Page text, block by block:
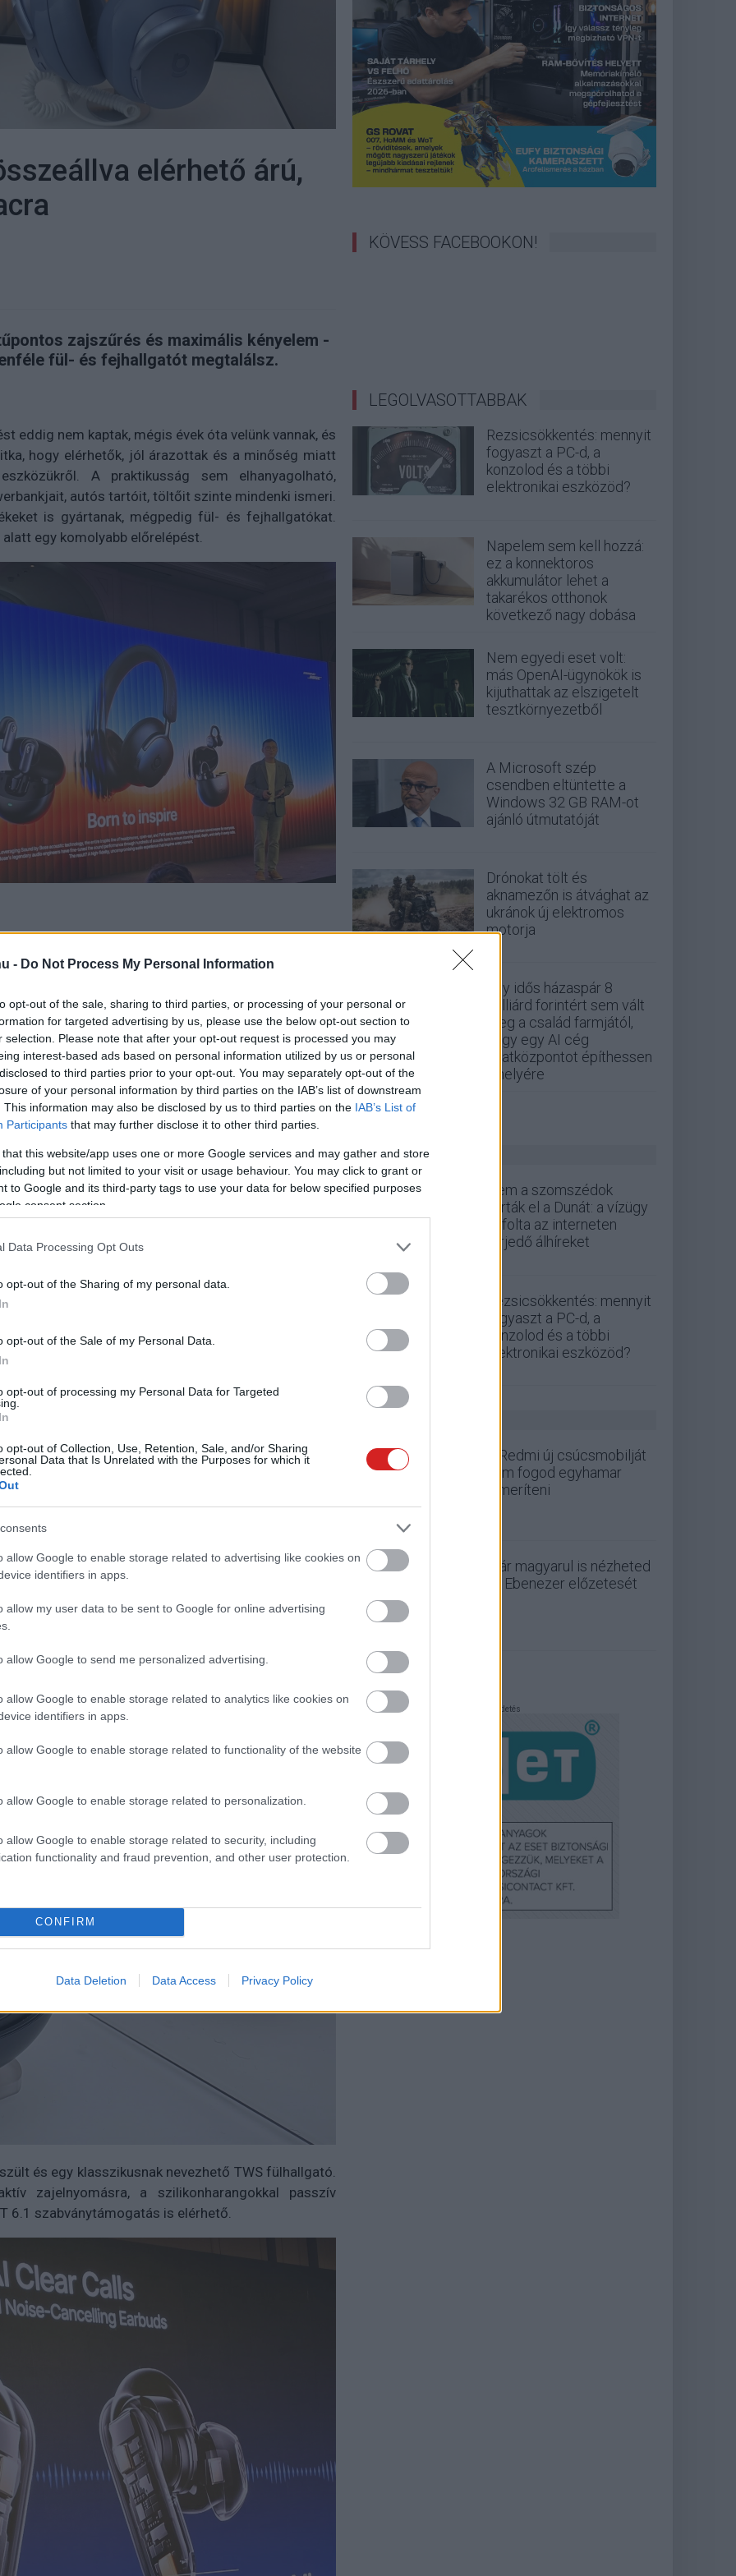
- Do Not Process My Personal Information
opt-out of the sale, sharing to third parties, or processing of your personal or
for targeted advertising by us, please use the below opt-out section to
selection. Please note that after your opt-out request is processed you may
interest-based ads based on personal information utilized by us or personal
to third parties prior to your opt-out. You may separately opt-out of the
of your personal information by third parties on the IAB’s list of downstream
This information may also be disclosed by us to third parties on the IAB’s List of
Participants that may further disclose it to other third parties.
that this website/app uses one or more Google services and may gather and store
but not limited to your visit or usage behaviour. You may click to grant or
to Google and its third-party tags to use your data for below specified purposes
consent section.
Data Processing Opt Outs
opt-out of the Sharing of my personal data.
opt-out of the Sale of my Personal Data.
opt-out of processing my Personal Data for Targeted
opt-out of Collection, Use, Retention, Sale, and/or Sharing
Data that Is Unrelated with the Purposes for which it
allow Google to enable storage related to advertising like cookies on
identifiers in apps.
allow my user data to be sent to Google for online advertising
allow Google to send me personalized advertising.
allow Google to enable storage related to analytics like cookies on
identifiers in apps.
allow Google to enable storage related to functionality of the website
allow Google to enable storage related to personalization.
allow Google to enable storage related to security, including
functionality and fraud prevention, and other user protection.
CONFIRM
Data Deletion Data Access Privacy Policy
elérhető árú,
zajszűrés és maximális kényelem -
fül- és fejhallgatót megtalálsz.
eddig nem kaptak, mégis évek óta velünk vannak, és
hogy elérhetők, jól árazottak és a minőség miatt
A praktikusság sem elhanyagolható,
autós tartóit, töltőit szinte mindenki ismeri.
is gyártanak, mégpedig fül- és fejhallgatókat.
egy komolyabb előrelépést.
a többi, kisebb nevű, kínai gyártó közül, a
fülesének kifejlesztésében a Bose mérnökei is
egy egypántos kialakítású fejhallgató. Az XH1
plecsniket is, és természetesen adaptív ANC-re,
zárt füles virtuális térhangzást nyújt, továbbá
kapcsolaton keresztül, sőt, olyan fejlett vezérlő
Az üzemidő az ígéretek szerint akár 100 óra is
elérhető. Gondoltak a könnyű szállíthatóságra, így
hogy a kagylók 20 fokban fordíthatók is, hogy
Az Inspire XH1 idén ősszel kapható lesz 149,99
és egy klasszikusnak nevezhető TWS fülhallgató.
zajelnyomásra, a szilikonharangokkal passzív
6.1 szabványtámogatás is elérhető.
KÖVESS FACEBOOKON!
LEGOLVASOTTABBAK
Rezsicsökkentés: mennyit
fogyaszt a PC-d, a
konzolod és a többi
elektronikai eszközöd?
Napelem sem kell hozzá:
ez a konnektoros
akkumulátor lehet a
takarékos otthonok
következő nagy dobása
Nem egyedi eset volt:
más OpenAI-ügynökök is
kijuthattak az elszigetelt
tesztkörnyezetből
A Microsoft szép
csendben eltüntette a
Windows 32 GB RAM-ot
ajánló útmutatóját
Drónokat tölt és
aknamezőn is átvághat az
ukránok új elektromos
motorja
Egy idős házaspár 8
milliárd forintért sem vált
meg a család farmjától,
hogy egy AI cég
adatközpontot építhessen
a helyére
ZÖLD PÁLYA
Nem a szomszédok
zárták el a Dunát: a vízügy
cáfolta az interneten
terjedő álhíreket
Rezsicsökkentés: mennyit
fogyaszt a PC-d, a
konzolod és a többi
elektronikai eszközöd?
A Redmi új csúcsmobilját
nem fogod egyhamar
lemeríteni
Már magyarul is nézheted
az Ebenezer előzetesét
Hirdetés